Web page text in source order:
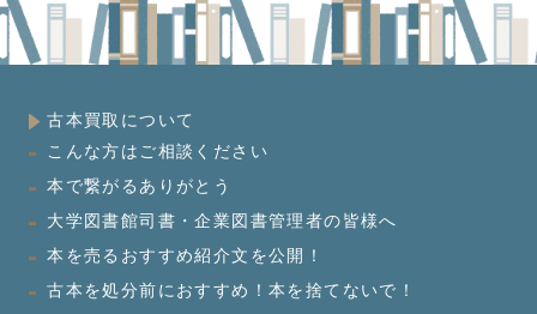
古本買取について
こんな方はご相談ください
本で繋がるありがとう
大学図書館司書・企業図書管理者の皆様へ
本を売るおすすめ紹介文を公開！
古本を処分前におすすめ！本を捨てないで！